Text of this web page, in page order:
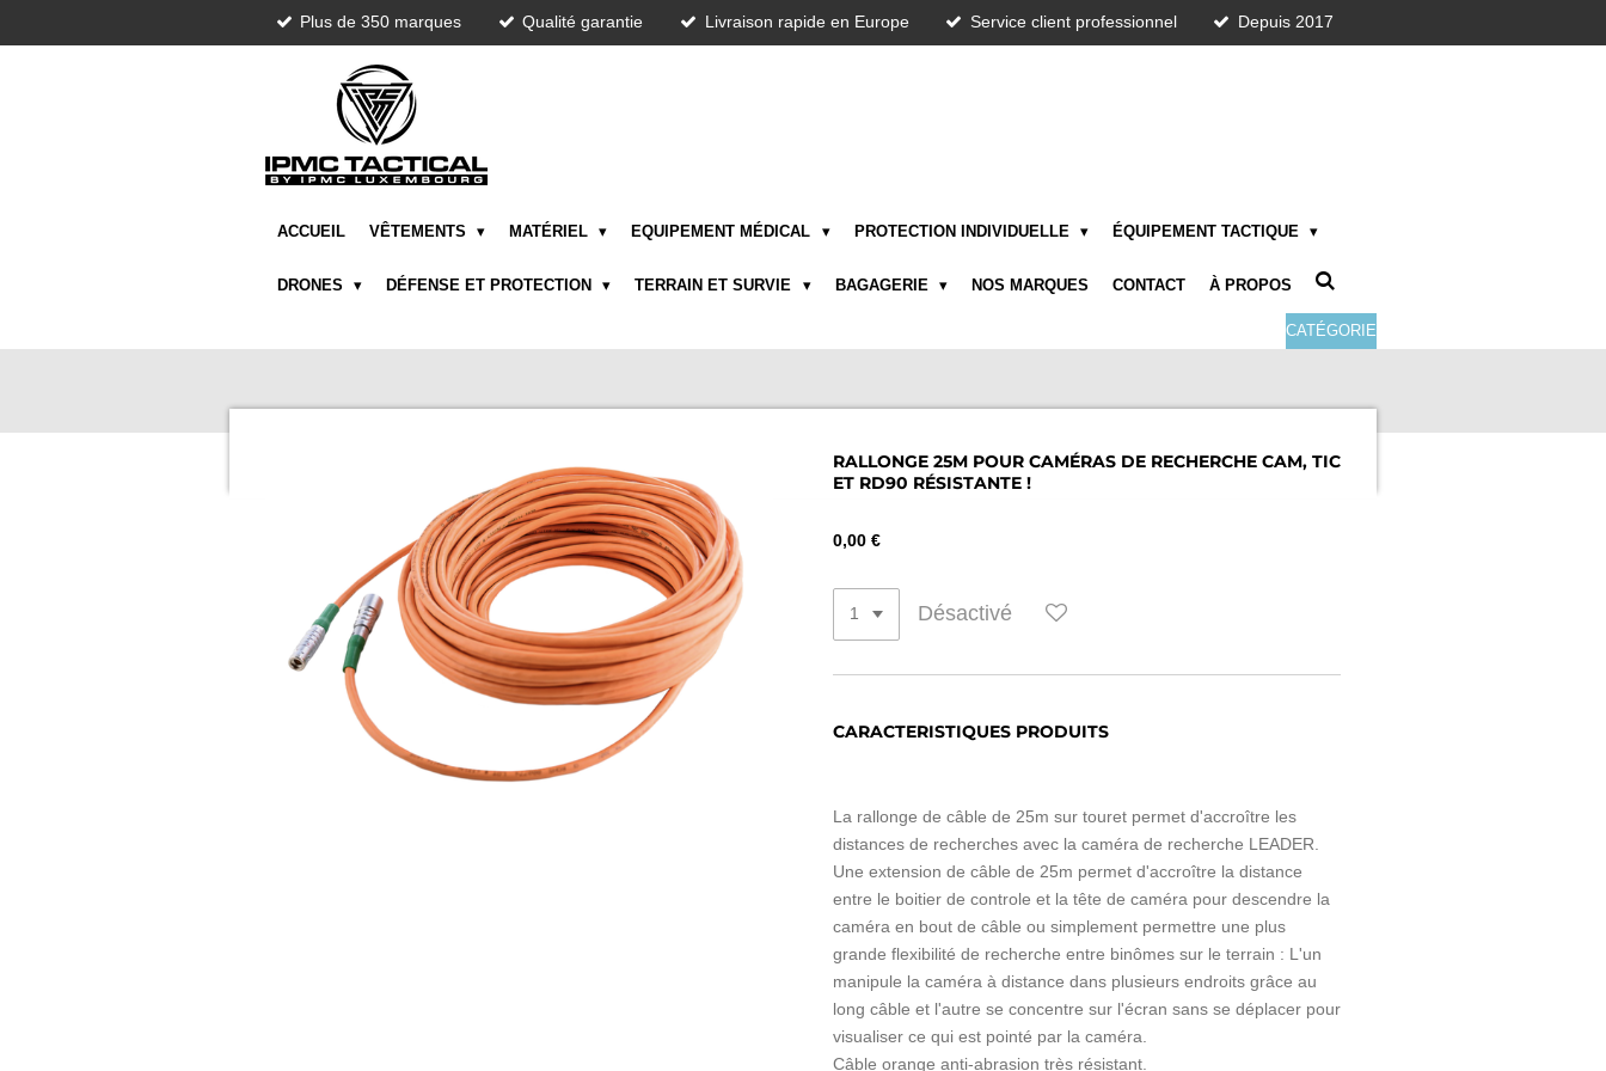
au
Plus de 350 marques Qualité garantie Livraison rapide en Europe Service client professionnel Depuis 2017
ACCUEIL VÊTEMENTS MATÉRIEL EQUIPEMENT MÉDICAL PROTECTION INDIVIDUELLE ÉQUIPEMENT TACTIQUE
DRONES DÉFENSE ET PROTECTION TERRAIN ET SURVIE BAGAGERIE NOS MARQUES CONTACT À PROPOS
CATÉGORIE
RALLONGE 25M POUR CAMÉRAS DE RECHERCHE CAM, TIC
ET RD90 RÉSISTANTE !
0,00 €
Désactivé
CARACTERISTIQUES PRODUITS
La rallonge de câble de 25m sur touret permet d'accroître les
distances de recherches avec la caméra de recherche LEADER.
Une extension de câble de 25m permet d'accroître la distance
entre le boitier de controle et la tête de caméra pour descendre la
caméra en bout de câble ou simplement permettre une plus
grande flexibilité de recherche entre binômes sur le terrain : L'un
manipule la caméra à distance dans plusieurs endroits grâce au
long câble et l'autre se concentre sur l'écran sans se déplacer pour
visualiser ce qui est pointé par la caméra.
Câble orange anti-abrasion très résistant.